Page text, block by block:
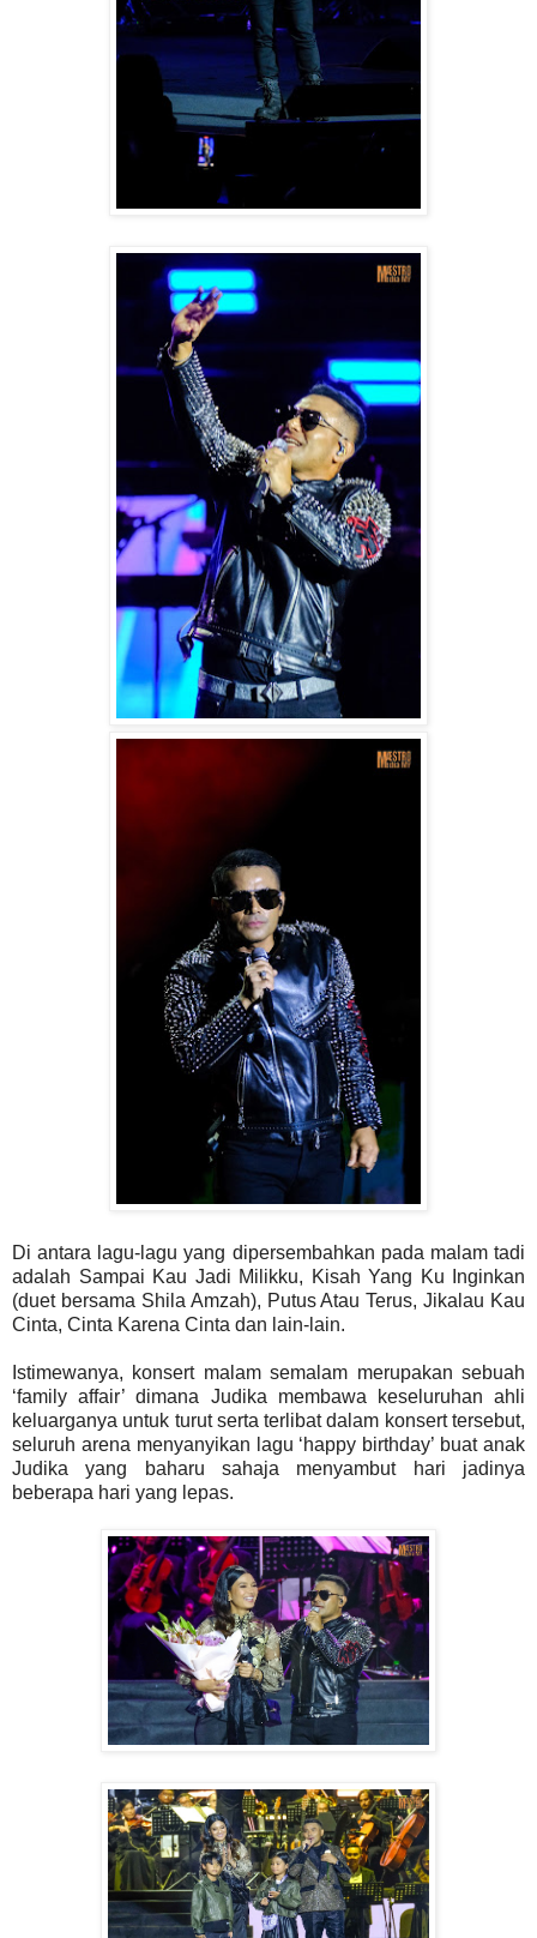
Di antara lagu-lagu yang dipersembahkan pada malam tadi
adalah Sampai Kau Jadi Milikku, Kisah Yang Ku Inginkan
(duet bersama Shila Amzah), Putus Atau Terus, Jikalau Kau
Cinta, Cinta Karena Cinta dan lain-lain.
Istimewanya, konsert malam semalam merupakan sebuah
‘family affair’ dimana Judika membawa keseluruhan ahli
keluarganya untuk turut serta terlibat dalam konsert tersebut,
seluruh arena menyanyikan lagu ‘happy birthday’ buat anak
Judika yang baharu sahaja menyambut hari jadinya
beberapa hari yang lepas.